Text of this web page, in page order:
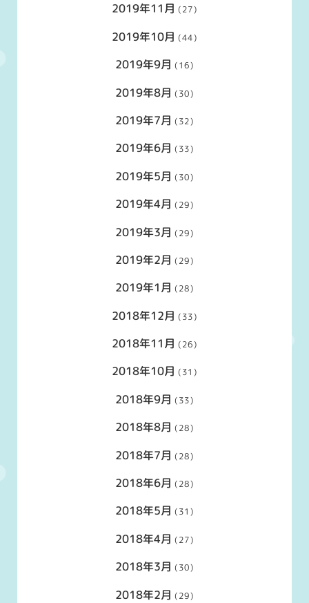
2019年11月 (27)
2019年10月 (44)
2019年9月 (16)
2019年8月 (30)
2019年7月 (32)
2019年6月 (33)
2019年5月 (30)
2019年4月 (29)
2019年3月 (29)
2019年2月 (29)
2019年1月 (28)
2018年12月 (33)
2018年11月 (26)
2018年10月 (31)
2018年9月 (33)
2018年8月 (28)
2018年7月 (28)
2018年6月 (28)
2018年5月 (31)
2018年4月 (27)
2018年3月 (30)
2018年2月 (29)